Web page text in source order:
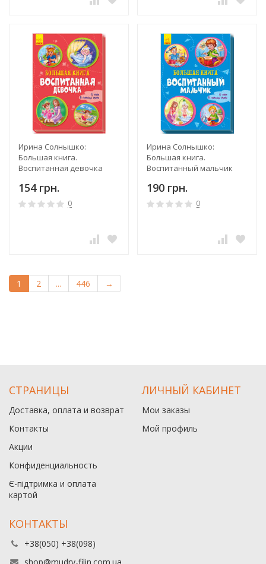
Ирина Солнышко:
Большая книга.
Воспитанная девочка
154 грн.
0
Ирина Солнышко:
Большая книга.
Воспитанный мальчик
190 грн.
0
1 2 ... 446 →
СТРАНИЦЫ
Доставка, оплата и возврат
Контакты
Акции
Конфиденциальность
Є-підтримка и оплата
картой
ЛИЧНЫЙ КАБИНЕТ
Мои заказы
Мой профиль
КОНТАКТЫ
+38(050) +38(098)